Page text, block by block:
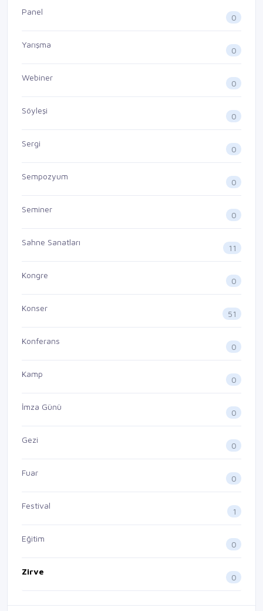
Panel
0
Yarışma
0
Webiner
0
Söyleşi
0
Sergi
0
Sempozyum
0
Seminer
0
Sahne Sanatları
11
Kongre
0
Konser
51
Konferans
0
Kamp
0
İmza Günü
0
Gezi
0
Fuar
0
Festival
1
Eğitim
0
Zirve
0